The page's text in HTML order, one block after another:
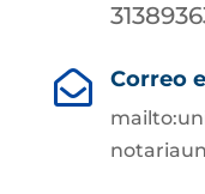
 Correo